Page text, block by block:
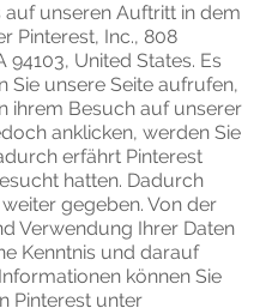
unseren Auftritt in dem
Pinterest, Inc., 808
94103, United States. Es
Sie unsere Seite aufrufen,
ihrem Besuch auf unserer
anklicken, werden Sie
erfährt Pinterest
hatten. Dadurch
gegeben. Von der
Verwendung Ihrer Daten
Kenntnis und darauf
können Sie
Pinterest unter